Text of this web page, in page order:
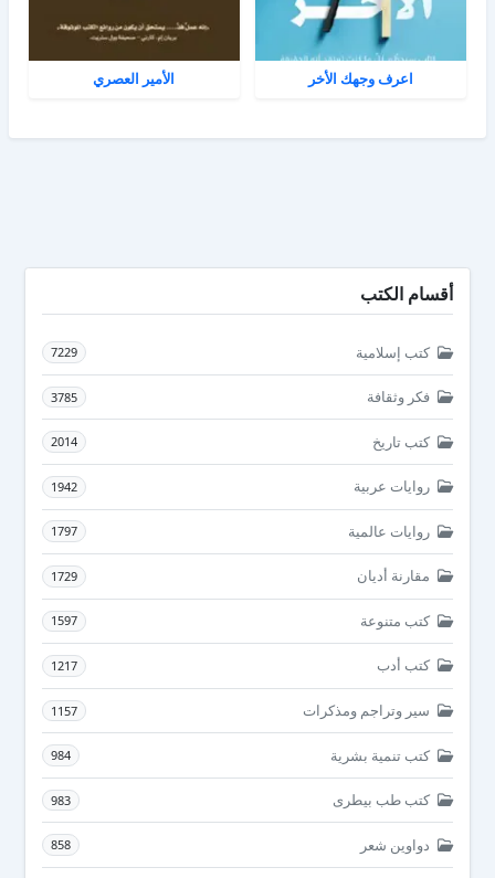
اعرف وجهك الأخر الأمير العصري
أقسام الكتب
كتب إسلامية 7229
فكر وثقافة 3785
كتب تاريخ 2014
روايات عربية 1942
روايات عالمية 1797
مقارنة أديان 1729
كتب متنوعة 1597
كتب أدب 1217
سير وتراجم ومذكرات 1157
كتب تنمية بشرية 984
كتب طب بيطرى 983
دواوين شعر 858